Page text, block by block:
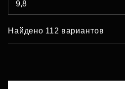
Найдено 112 вариантов